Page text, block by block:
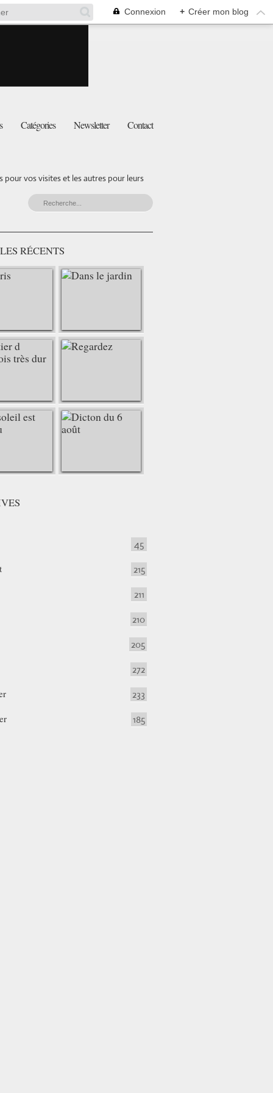
Connexion + Créer mon blog
Catégories Newsletter Contact
vos visites et les autres pour leurs
RÉCENTS
45
215
211
210
205
272
233
185